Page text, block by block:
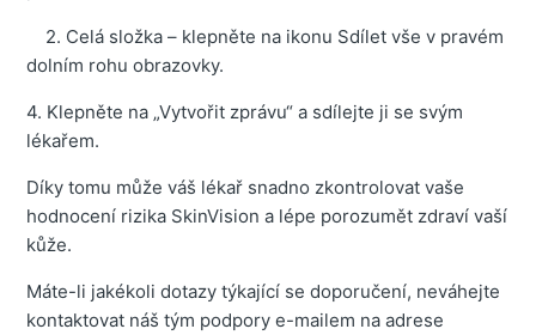
2. Celá složka – klepněte na ikonu Sdílet vše v pravém
dolním rohu obrazovky.
4. Klepněte na „Vytvořit zprávu“ a sdílejte ji se svým
lékařem.
Díky tomu může váš lékař snadno zkontrolovat vaše
hodnocení rizika SkinVision a lépe porozumět zdraví vaší
kůže.
Máte-li jakékoli dotazy týkající se doporučení, neváhejte
kontaktovat náš tým podpory e-mailem na adrese